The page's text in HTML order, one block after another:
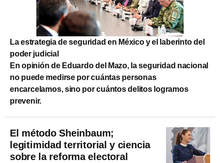
La estrategia de seguridad en México y el laberinto del
poder judicial
En opinión de Eduardo del Mazo, ​la seguridad nacional
no puede medirse por cuántas personas
encarcelamos, sino por cuántos delitos logramos
prevenir.
El método Sheinbaum;
legitimidad territorial y ciencia
sobre la reforma electoral